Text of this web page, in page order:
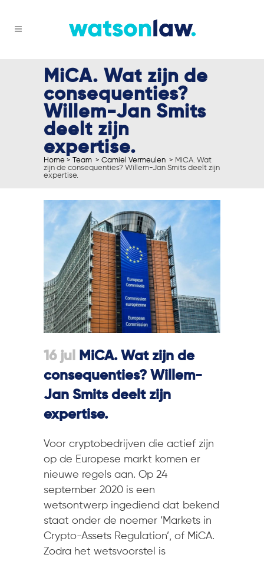
MiCA. Wat zijn de
consequenties?
Willem-Jan Smits
deelt zijn
expertise.
Home > Team > Camiel Vermeulen > MiCA. Wat
zijn de consequenties? Willem-Jan Smits deelt zijn
expertise.
16 jul
MiCA. Wat zijn de
consequenties? Willem-
Jan Smits deelt zijn
expertise.
Voor cryptobedrijven die actief zijn
op de Europese markt komen er
nieuwe regels aan. Op 24
september 2020 is een
wetsontwerp ingediend dat bekend
staat onder de noemer ‘Markets in
Crypto-Assets Regulation’, of MiCA.
Zodra het wetsvoorstel is